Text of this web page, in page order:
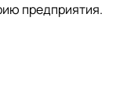
предприятия.